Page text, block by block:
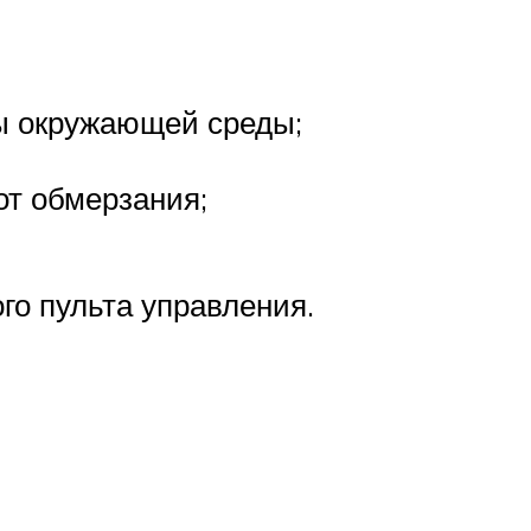
окружающей среды;
обмерзания;
пульта управления.